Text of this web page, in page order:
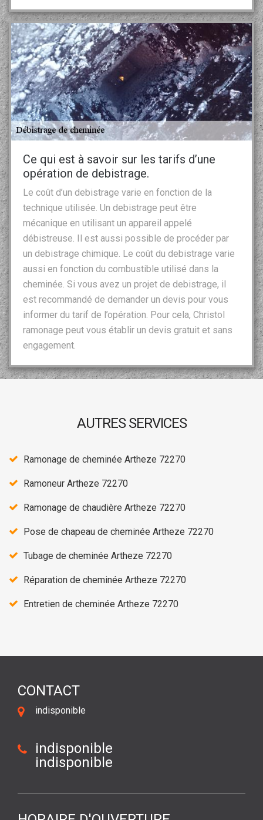
Ce qui est à savoir sur les tarifs d’une
opération de debistrage.
Le coût d’un debistrage varie en fonction de la
technique utilisée. Un debistrage peut être
mécanique en utilisant un appareil appelé
débistreuse. Il est aussi possible de procéder par
un debistrage chimique. Le coût du debistrage varie
aussi en fonction du combustible utilisé dans la
cheminée. Si vous avez un projet de debistrage, il
est recommandé de demander un devis pour vous
informer du tarif de l’opération. Pour cela, Christol
ramonage peut vous établir un devis gratuit et sans
engagement.
AUTRES SERVICES
Ramonage de cheminée Artheze 72270
Ramoneur Artheze 72270
Ramonage de chaudière Artheze 72270
Pose de chapeau de cheminée Artheze 72270
Tubage de cheminée Artheze 72270
Réparation de cheminée Artheze 72270
Entretien de cheminée Artheze 72270
CONTACT
indisponible
indisponible
indisponible